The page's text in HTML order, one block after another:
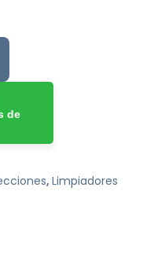
de
, Limpiadores